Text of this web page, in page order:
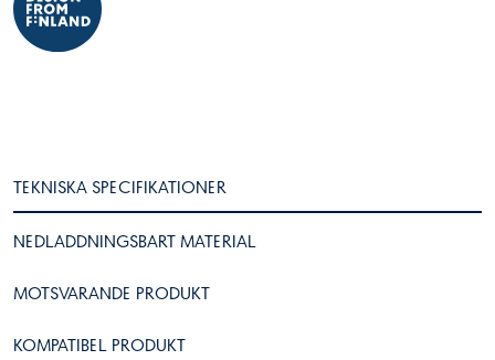
TEKNISKA SPECIFIKATIONER
NEDLADDNINGSBART MATERIAL
MOTSVARANDE PRODUKT
KOMPATIBEL PRODUKT